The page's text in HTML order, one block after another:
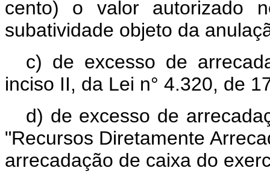
cento) o valor autorizado
subatividade objeto da
c) de excesso de
inciso II, da Lei n° 4.320, de
d) de excesso de
"Recursos Diretamente
arrecadação de caixa do